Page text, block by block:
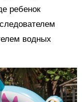
ребенок
водных